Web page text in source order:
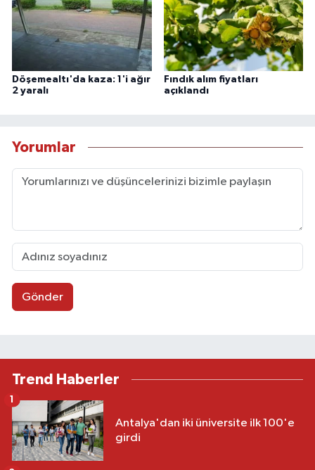
Döşemealtı'da kaza: 1'i ağır
2 yaralı
Fındık alım fiyatları
açıklandı
Yorumlar
Gönder
Trend Haberler
Antalya'dan iki üniversite ilk 100'e
girdi
1